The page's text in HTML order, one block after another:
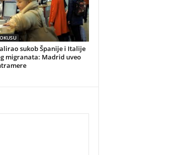
sukob Španije i Italije
migranata: Madrid uveo